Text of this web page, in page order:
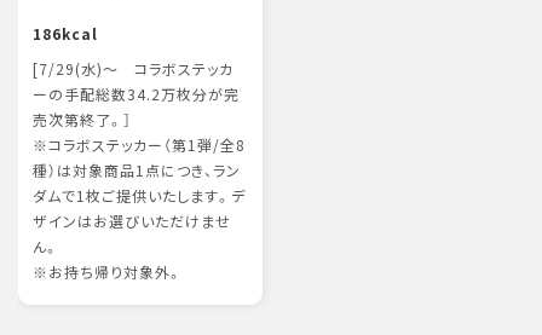
186kcal
[7/29(水)～ コラボステッカ
ーの手配総数34.2万枚分が完
売次第終了。］
※コラボステッカー（第1弾/全8
種）は対象商品1点につき、ラン
ダムで1枚ご提供いたします。デ
ザインはお選びいただけませ
ん。
※お持ち帰り対象外。